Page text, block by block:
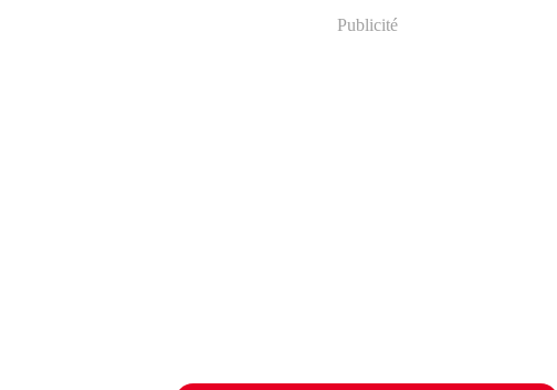
Publicité